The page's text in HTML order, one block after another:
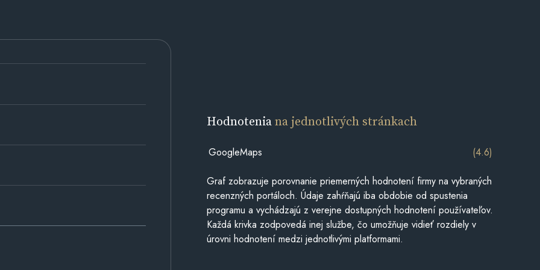
Hodnoteniana jednotlivých stránkach
GoogleMaps (4.6)
Graf zobrazuje porovnanie priemerných hodnotení firmy na vybraných
recenzných portáloch. Údaje zahŕňajú iba obdobie od spustenia
programu a vychádzajú z verejne dostupných hodnotení používateľov.
Každá krivka zodpovedá inej službe, čo umožňuje vidieť rozdiely v
úrovni hodnotení medzi jednotlivými platformami.